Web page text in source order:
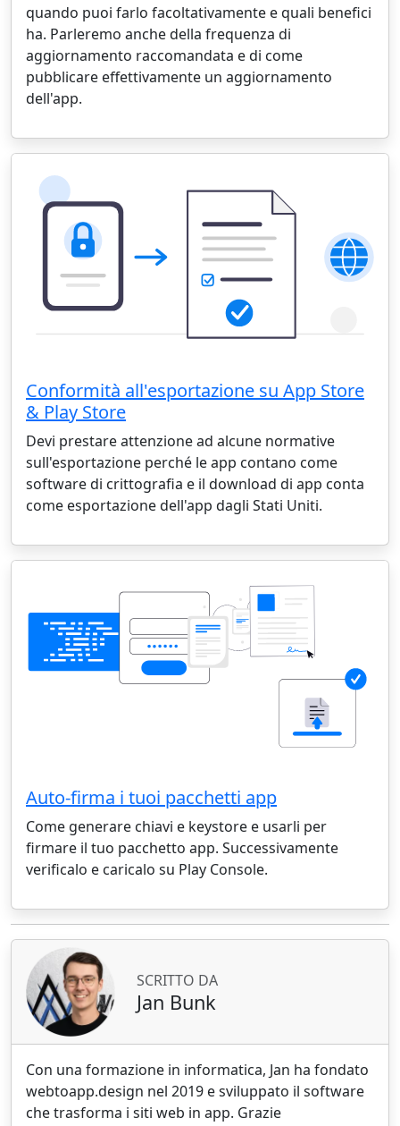
quando puoi farlo facoltativamente e quali benefici
ha. Parleremo anche della frequenza di
aggiornamento raccomandata e di come
pubblicare effettivamente un aggiornamento
dell'app.
Conformità all'esportazione su App Store
& Play Store
Devi prestare attenzione ad alcune normative
sull'esportazione perché le app contano come
software di crittografia e il download di app conta
come esportazione dell'app dagli Stati Uniti.
Auto-firma i tuoi pacchetti app
Come generare chiavi e keystore e usarli per
firmare il tuo pacchetto app. Successivamente
verificalo e caricalo su Play Console.
SCRITTO DA
Jan Bunk
Con una formazione in informatica, Jan ha fondato
webtoapp.design nel 2019 e sviluppato il software
che trasforma i siti web in app. Grazie